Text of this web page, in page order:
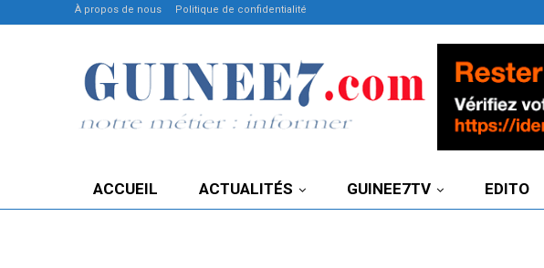
À propos de nous Politique de confidentialité
ACCUEIL ACTUALITÉS GUINEE7TV EDITO